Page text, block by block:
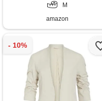
M
amazon